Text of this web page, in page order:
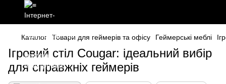
Каталог Товари для геймерів та офісу Геймерські меблі
Ігровий стіл Cougar: ідеальний вибір
для справжніх геймерів